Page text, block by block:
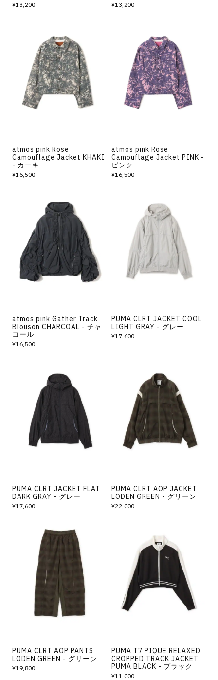
¥13,200 ¥13,200
atmos pink Rose
Camouflage Jacket KHAKI
- カーキ
¥16,500
atmos pink Rose
Camouflage Jacket PINK -
ピンク
¥16,500
atmos pink Gather Track
Blouson CHARCOAL - チャ
コール
¥16,500
PUMA CLRT JACKET COOL
LIGHT GRAY - グレー
¥17,600
PUMA CLRT JACKET FLAT
DARK GRAY - グレー
¥17,600
PUMA CLRT AOP JACKET
LODEN GREEN - グリーン
¥22,000
PUMA CLRT AOP PANTS
LODEN GREEN - グリーン
¥19,800
PUMA T7 PIQUE RELAXED
CROPPED TRACK JACKET
PUMA BLACK - ブラック
¥11,000